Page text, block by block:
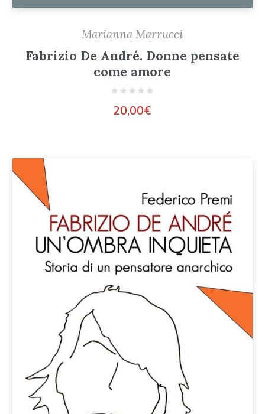
Marianna Marrucci
Fabrizio De André. Donne pensate
come amore
20,00€